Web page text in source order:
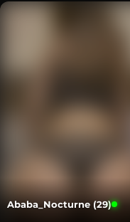
Ababa_Nocturne (29)